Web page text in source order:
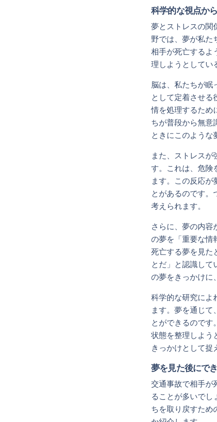
科学的な視点か
夢とストレスの関
野では、夢が私た
相手が死亡するよ
理しようとしてい
脳は、私たちが眠
として定着させる
情を処理するため
ちが普段から無意
ときにこのような
また、ストレス
す。これは、危険
ます。この反応
とがあるのです。
考えられます。
さらに、夢の内容
の夢を「重要な情
死亡する夢を見た
とだ」と認識して
の夢をきっかけに
科学的な研究によ
ます。夢を通じ
とができるのです
状態を整理しよう
きっかけとして捉
夢を見た後にで
交通事故で相手が
ることが多いでし
ちを取り戻すため